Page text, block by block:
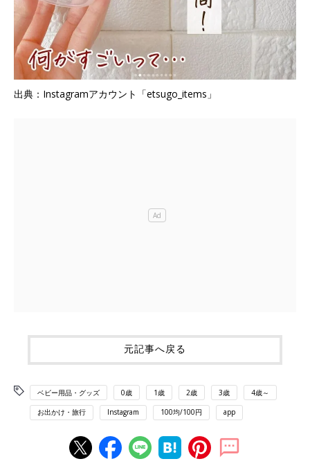
出典：Instagramアカウント「etsugo_items」
元記事へ戻る
ベビー用品・グッズ 0歳 1歳 2歳 3歳 4歳～
お出かけ・旅行 Instagram 100均/100円 app